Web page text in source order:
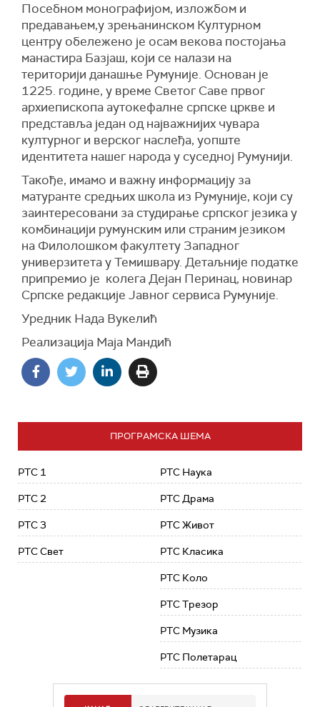
Посебном монографијом, изложбом и
предавањем,у зрењанинском Културном
центру обележено је осам векова постојања
манастира Базјаш, који се налази на
територији данашње Румуније. Основан је
1225. године, у време Светог Саве првог
архиепископа аутокефалне српске цркве и
представља један од најважнијих чувара
културног и верског наслеђа, уопште
идентитета нашег народа у суседној Румунији.
Такође, имамо и важну информацију за
матуранте средњих школа из Румуније, који су
заинтересовани за студирање српског језика у
комбинацији румунским или страним језиком
на Филолошком факултету Западног
универзитета у Темишвару. Детаљније податке
припремио је колега Дејан Перинац, новинар
Српске редакције Јавног сервиса Румуније.
Уредник Нада Вукелић
Реализација Маја Мандић
ПРОГРАМСКА ШЕМА
РТС 1
РТС 2
РТС 3
РТС Свет
РТС Наука
РТС Драма
РТС Живот
РТС Класика
РТС Коло
РТС Трезор
РТС Музика
РТС Полетарац